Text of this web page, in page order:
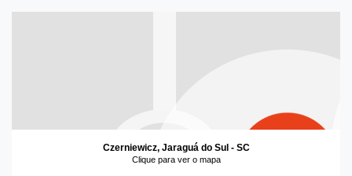
Czerniewicz, Jaraguá do Sul - SC
Clique para ver o mapa